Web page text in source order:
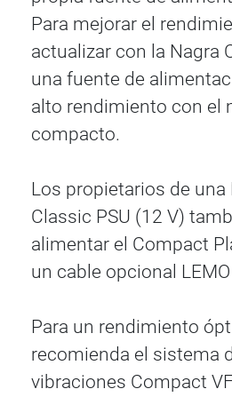
Para mejorar el
actualizar con la Nagra
una fuente de
alto rendimiento con el
compacto.
Los propietarios de una
Classic PSU (12 V)
alimentar el Compact
un cable opcional
Para un rendimiento
recomienda el sistema
vibraciones Compact